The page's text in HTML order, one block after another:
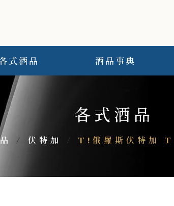
式酒品 酒品事典
各式酒品
/ 伏特加 / T!俄羅斯伏特